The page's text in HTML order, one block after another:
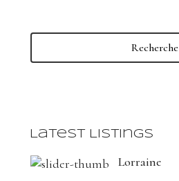
Recherche
Latest Listings
Lorraine